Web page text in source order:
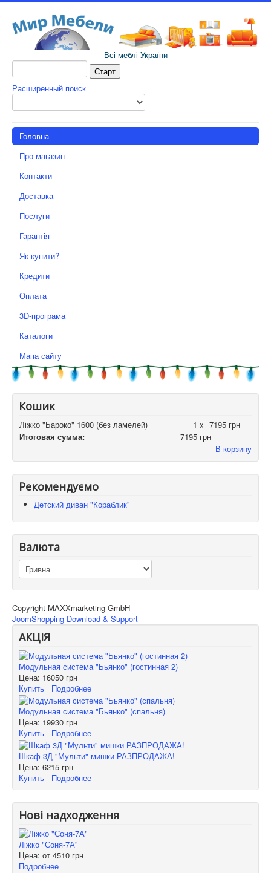
Всі меблі України
Расширенный поиск
Головна
Про магазин
Контакти
Доставка
Послуги
Гарантія
Як купити?
Кредити
Оплата
3D-програма
Каталоги
Мапа сайту
Кошик
Ліжко "Бароко" 1600 (без ламелей) 1 x 7195 грн
Итоговая сумма:
7195 грн
В корзину
Рекомендуємо
Детский диван "Кораблик"
Валюта
Copyright MAXXmarketing GmbH
JoomShopping Download & Support
АКЦІЯ
Модульная система "Бьянко" (гостинная 2)
Цена: 16050 грн
Купить
Подробнее
Модульная система "Бьянко" (спальня)
Цена: 19930 грн
Купить
Подробнее
Шкаф 3Д "Мульти" мишки РАЗПРОДАЖА!
Цена: 6215 грн
Купить
Подробнее
Нові надходження
Ліжко "Соня-7А"
Цена: от 4510 грн
Подробнее